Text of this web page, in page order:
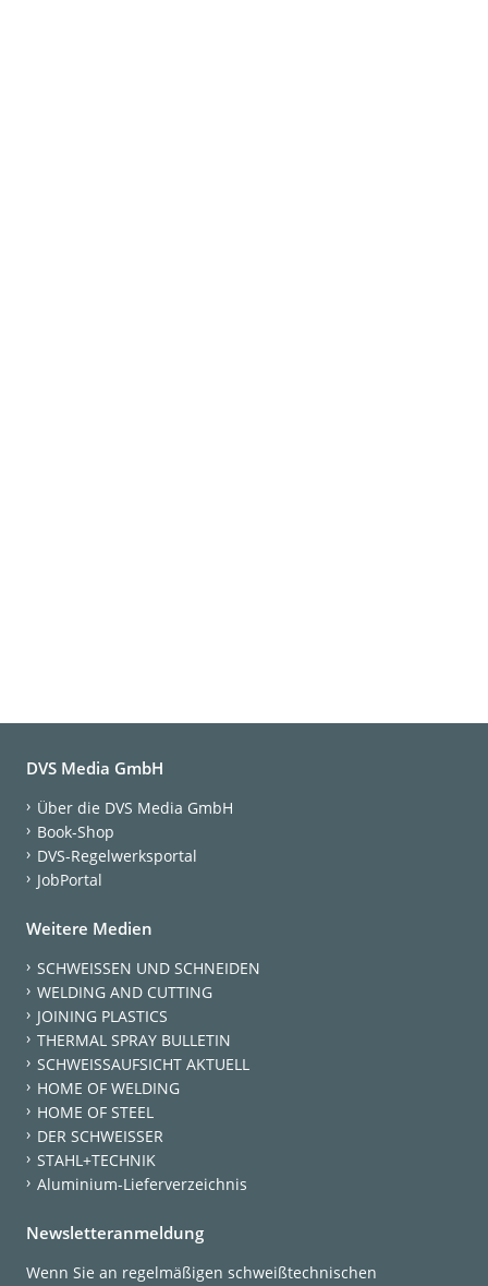
DVS Media GmbH
Über die DVS Media GmbH
Book-Shop
DVS-Regelwerksportal
JobPortal
Weitere Medien
SCHWEISSEN UND SCHNEIDEN
WELDING AND CUTTING
JOINING PLASTICS
THERMAL SPRAY BULLETIN
SCHWEISSAUFSICHT AKTUELL
HOME OF WELDING
HOME OF STEEL
DER SCHWEISSER
STAHL+TECHNIK
Aluminium-Lieferverzeichnis
Newsletteranmeldung
Wenn Sie an regelmäßigen schweißtechnischen